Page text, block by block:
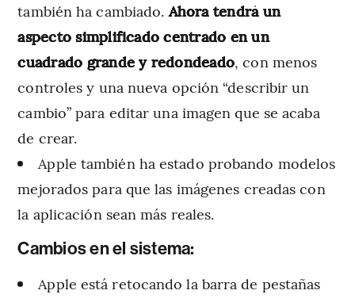
también ha cambiado.Ahora tendrá un
aspecto simplificado centrado en un
cuadrado grande y redondeado, con menos
controles y una nueva opción “describir un
cambio” para editar una imagen que se acaba
de crear.
Apple también ha estado probando modelos
mejorados para que las imágenes creadas con
la aplicación sean más reales.
Cambios en el sistema:
Apple está retocando la barra de pestañas